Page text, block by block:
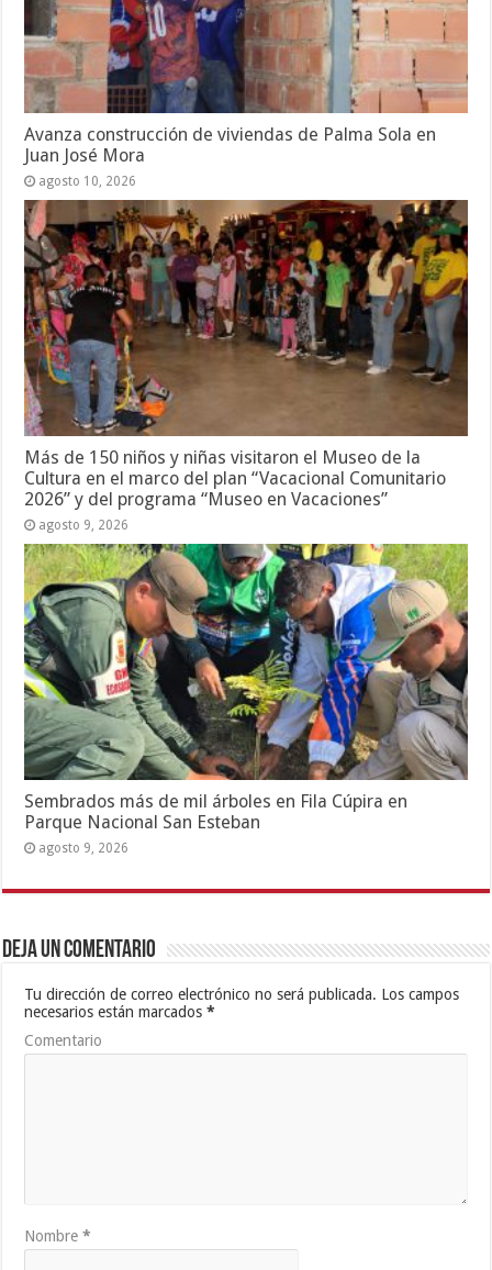
Avanza construcción de viviendas de Palma Sola en
Juan José Mora
agosto 10, 2026
Más de 150 niños y niñas visitaron el Museo de la
Cultura en el marco del plan “Vacacional Comunitario
2026” y del programa “Museo en Vacaciones”
agosto 9, 2026
Sembrados más de mil árboles en Fila Cúpira en
Parque Nacional San Esteban
agosto 9, 2026
Deja un comentario
Tu dirección de correo electrónico no será publicada. Los campos
necesarios están marcados*
Comentario
Nombre*